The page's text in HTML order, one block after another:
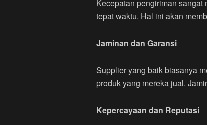
Kecepatan pengiriman
tepat waktu. Hal ini akan
Jaminan dan Garansi
Supplier yang baik biasanya
produk yang mereka jual.
Kepercayaan dan Reputasi